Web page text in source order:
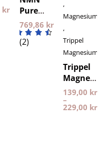
kr
Pure
Powder
30 gram
Purovitalis
769,86 kr
(2)
,
Magnesium
,
Trippel
Magnesium
Trippel
Pureness
139,00 kr
–
229,00 kr